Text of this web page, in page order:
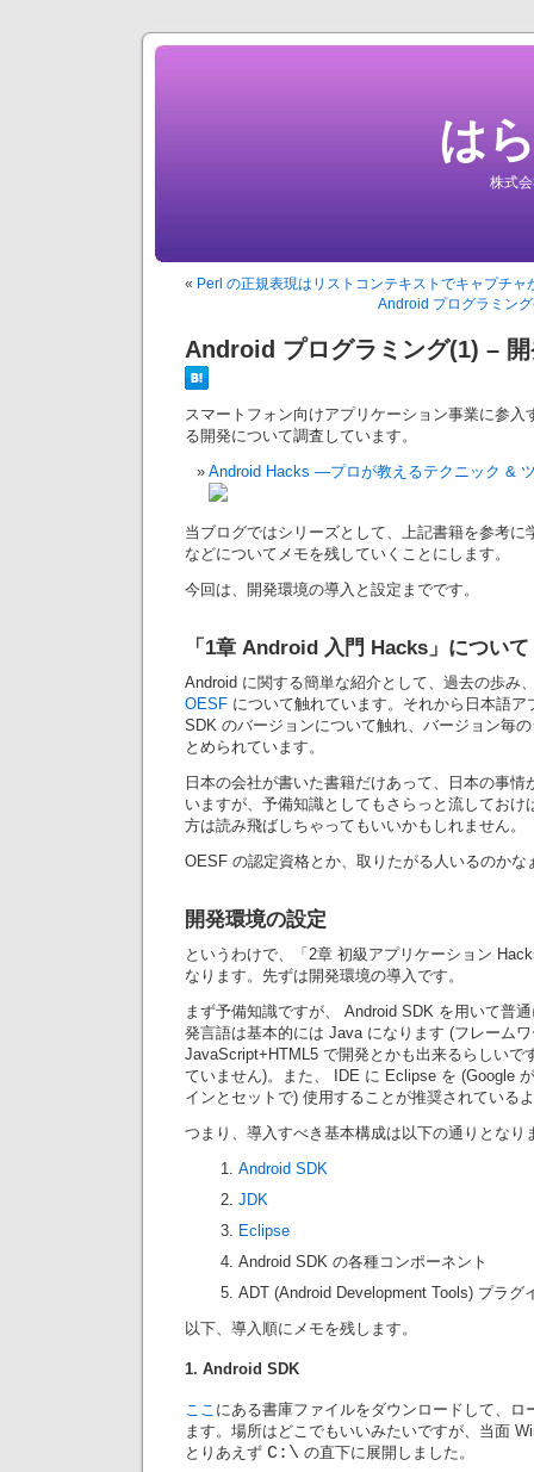
は
株式
« Perl の正規表現はリストコンテキストでキャプチャ
Android プログラミン
Android プログラミング(1) –
スマートフォン向けアプリケーション事業に参入
る開発について調査しています。
Android Hacks —プロが教えるテクニック &
当ブログではシリーズとして、上記書籍を参考に
などについてメモを残していくことにします。
今回は、開発環境の導入と設定までです。
「1章 Android 入門 Hacks」について
Android に関する簡単な紹介として、過去の歩み
OESF について触れています。それから日本語
SDK のバージョンについて触れ、バージョン毎
とめられています。
日本の会社が書いた書籍だけあって、日本の事情
いますが、予備知識としてもさらっと流してお
方は読み飛ばしちゃってもいいかもしれません。
OESF の認定資格とか、取りたがる人いるのか
開発環境の設定
というわけで、「2章 初級アプリケーション
なります。先ずは開発環境の導入です。
まず予備知識ですが、 Android SDK を用いて普
発言語は基本的には Java になります (フレーム
JavaScript+HTML5 で開発とかも出来るらしいで
ていません)。また、 IDE に Eclipse を (Google
インとセットで) 使用することが推奨されている
つまり、導入すべき基本構成は以下の通りとなり
Android SDK
JDK
Eclipse
Android SDK の各種コンポーネント
ADT (Android Development Tools) プラグ
以下、導入順にメモを残します。
1. Android SDK
ここ にある書庫ファイルをダウンロードして、ロ
ます。場所はどこでもいいみたいですが、当面
とりあえず C:\ の直下に展開しました。